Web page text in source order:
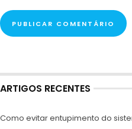
ARTIGOS RECENTES
Como evitar entupimento do